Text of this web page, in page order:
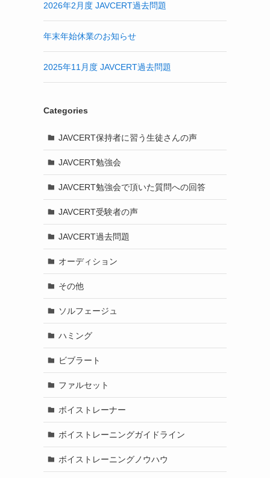
2026年2月度 JAVCERT過去問題
年末年始休業のお知らせ
2025年11月度 JAVCERT過去問題
Categories
JAVCERT保持者に習う生徒さんの声
JAVCERT勉強会
JAVCERT勉強会で頂いた質問への回答
JAVCERT受験者の声
JAVCERT過去問題
オーディション
その他
ソルフェージュ
ハミング
ビブラート
ファルセット
ボイストレーナー
ボイストレーニングガイドライン
ボイストレーニングノウハウ